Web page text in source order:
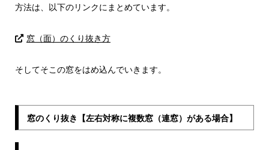
方法は、以下のリンクにまとめています。
窓（面）のくり抜き方
そしてそこの窓をはめ込んでいきます。
窓のくり抜き【左右対称に複数窓（連窓）がある場合】